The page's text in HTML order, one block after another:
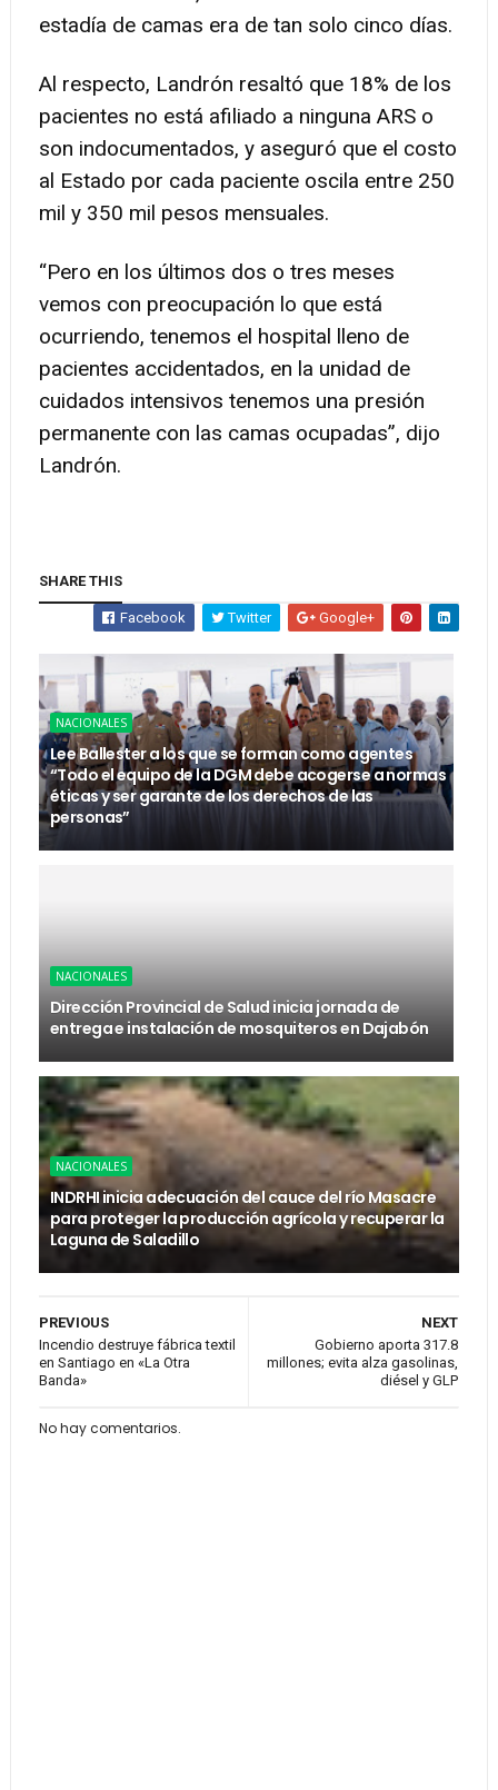
estadía de camas era de tan solo cinco días.
Al respecto, Landrón resaltó que 18% de los
pacientes no está afiliado a ninguna ARS o
son indocumentados, y aseguró que el costo
al Estado por cada paciente oscila entre 250
mil y 350 mil pesos mensuales.
“Pero en los últimos dos o tres meses
vemos con preocupación lo que está
ocurriendo, tenemos el hospital lleno de
pacientes accidentados, en la unidad de
cuidados intensivos tenemos una presión
permanente con las camas ocupadas”, dijo
Landrón.
SHARE THIS
Facebook Twitter Google+
NACIONALES
Lee Ballester a los que se forman como agentes
“Todo el equipo de la DGM debe acogerse a normas
éticas y ser garante de los derechos de las
personas”
NACIONALES
Dirección Provincial de Salud inicia jornada de
entrega e instalación de mosquiteros en Dajabón
NACIONALES
INDRHI inicia adecuación del cauce del río Masacre
para proteger la producción agrícola y recuperar la
Laguna de Saladillo
NEXT
Gobierno aporta 317.8
millones; evita alza gasolinas,
diésel y GLP
PREVIOUS
Incendio destruye fábrica textil
en Santiago en «La Otra
Banda»
No hay comentarios.